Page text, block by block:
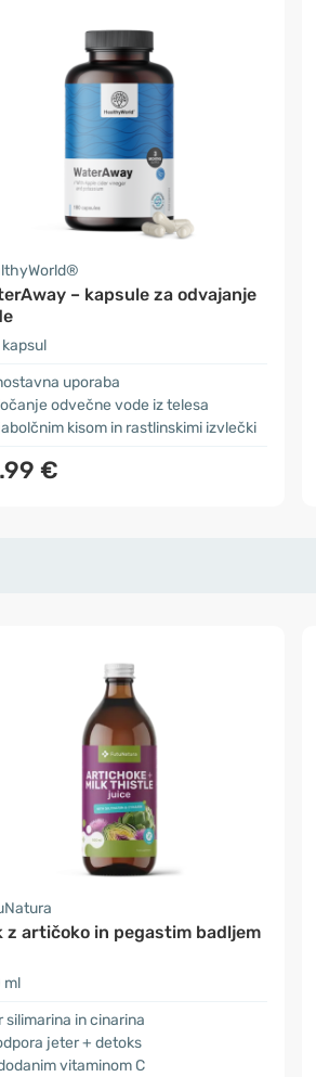
– kapsule za odvajanje
uporaba
odvečne vode iz telesa
kisom in rastlinskimi izvlečki
€
z artičoko in pegastim badljem
ml
silimarina in cinarina
jeter + detoks
vitaminom C